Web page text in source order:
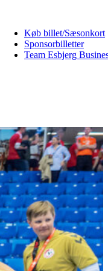
Køb billet/Sæsonkort
Sponsorbilletter
Team Esbjerg